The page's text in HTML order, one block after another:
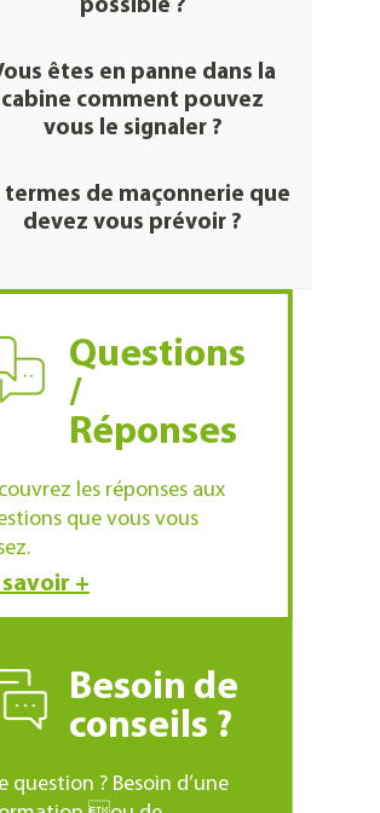
possible ?
ascenseurs
êtes en panne dans la
cabine comment pouvez
vous le signaler ?
termes de maçonnerie que
devez vous prévoir ?
Questions
/
Réponses
les réponses aux
que vous vous
savoir +
Besoin de
conseils ?
question ? Besoin d’une